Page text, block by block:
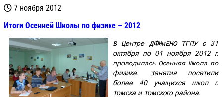
7 ноября 2012
Итоги Осенней Школы по физике – 2012
В Центре ДФМиЕНО ТГПУ с 31
октября по 01 ноября 2012 г.
проводилась Осенняя Школа по
физике. Занятия посетили
более 40 учащихся школ г.
Томска и Томского района.